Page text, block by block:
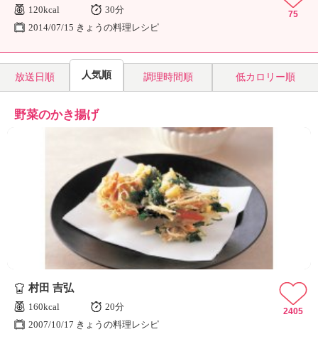
理
120kcal
30分
2014/07/15 きょうの料理レシピ
75
放送日順 人気順 調理時間順 低カロリー順
野菜のかき揚げ
村田 吉弘
160kcal
20分
2007/10/17 きょうの料理レシピ
2405